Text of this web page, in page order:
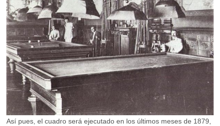
Así pues, el cuadro será ejecutado en los últimos meses de 1879,